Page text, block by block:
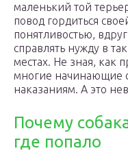
маленький той
повод гордиться
понятливостью,
справлять нужду в
местах. Не зная, как
многие начинающие
наказаниям. А это
Почему
где попало